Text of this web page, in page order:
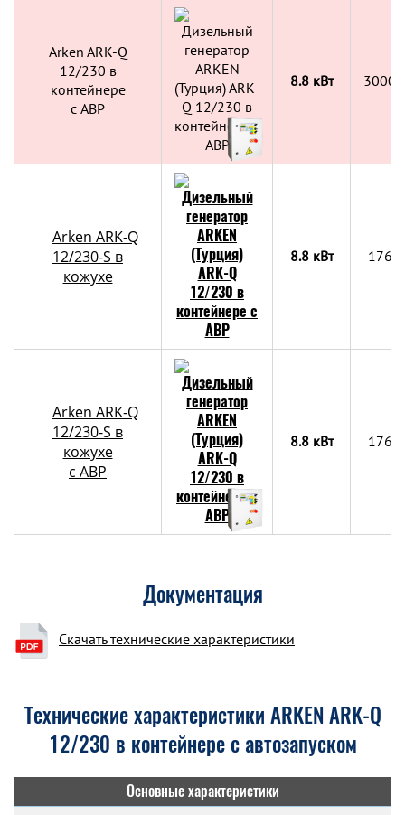
Arken ARK-Q
12/230 в
контейнере
c АВР
8.8 кВт
Arken ARK-Q
12/230-S в
кожухе
8.8 кВт
Arken ARK-Q
12/230-S в
кожухе
с АВР
8.8 кВт
Документация
Скачать технические характеристики
Технические характеристики ARKEN ARK-Q
12/230 в контейнере с автозапуском
Основные характеристики